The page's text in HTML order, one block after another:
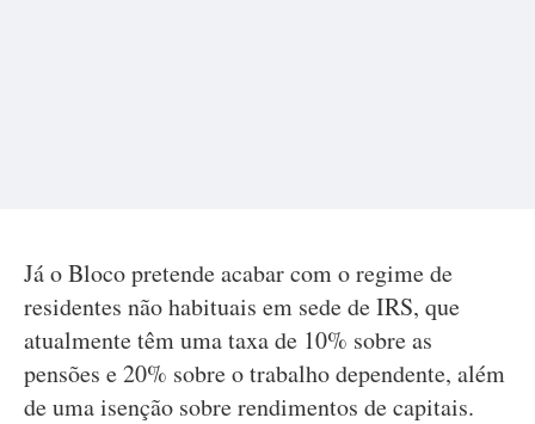
Já o Bloco pretende acabar com o regime de
residentes não habituais em sede de IRS, que
atualmente têm uma taxa de 10% sobre as
pensões e 20% sobre o trabalho dependente, além
de uma isenção sobre rendimentos de capitais.